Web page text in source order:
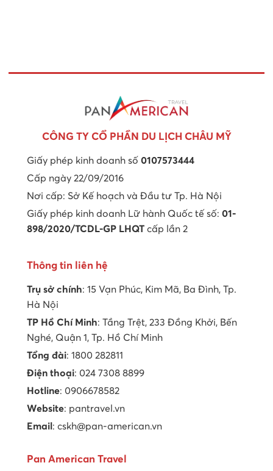
CÔNG TY CỔ PHẦN DU LỊCH CHÂU MỸ
Giấy phép kinh doanh số 0107573444
Cấp ngày 22/09/2016
Nơi cấp: Sở Kế hoạch và Đầu tư Tp. Hà Nội
Giấy phép kinh doanh Lữ hành Quốc tế số: 01-
898/2020/TCDL-GP LHQT cấp lần 2
Thông tin liên hệ
Trụ sở chính: 15 Vạn Phúc, Kim Mã, Ba Đình, Tp.
Hà Nội
TP Hồ Chí Minh: Tầng Trệt, 233 Đồng Khởi, Bến
Nghé, Quận 1, Tp. Hồ Chí Minh
Tổng đài: 1800 282811
Điện thoại: 024 7308 8899
Hotline: 0906678582
Website: pantravel.vn
Email : cskh@pan-american.vn
Pan American Travel